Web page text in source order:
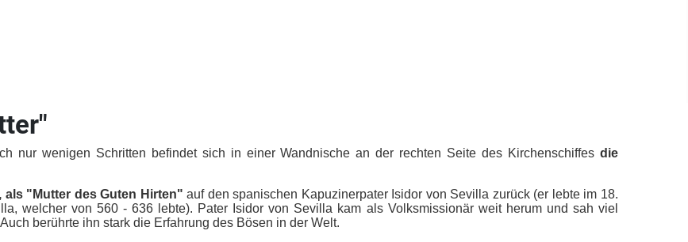
nur wenigen Schritten befindet sich in einer Wandnische an der rechten Seite des Kirchenschiffes die
als "Mutter des Guten Hirten" auf den spanischen Kapuzinerpater Isidor von Sevilla zurück (er lebte im 18.
welcher von 560 - 636 lebte). Pater Isidor von Sevilla kam als Volksmissionär weit herum und sah viel
berührte ihn stark die Erfahrung des Bösen in der Welt.